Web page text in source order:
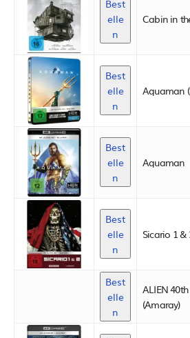
Best
elle
n
Cabin in
Best
elle
n
Aquaman
Best
elle
n
Aquaman
Best
elle
n
Sicario 1 &
Best
elle
n
ALIEN
(Amaray)